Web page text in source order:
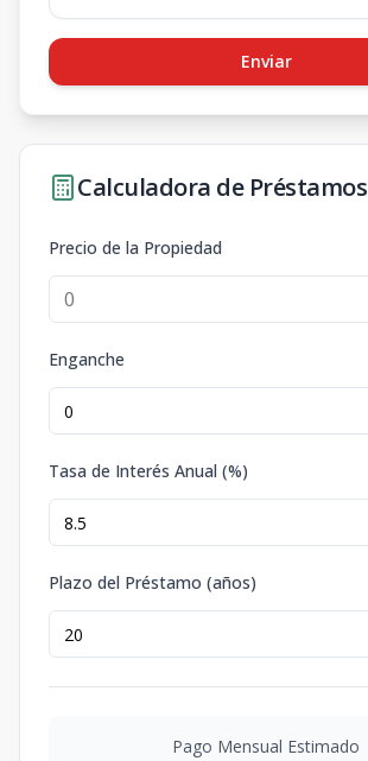
Enviar
Calculadora de Préstamos
Precio de la Propiedad
Enganche
Tasa de Interés Anual (%)
Plazo del Préstamo (años)
Pago Mensual Estimado